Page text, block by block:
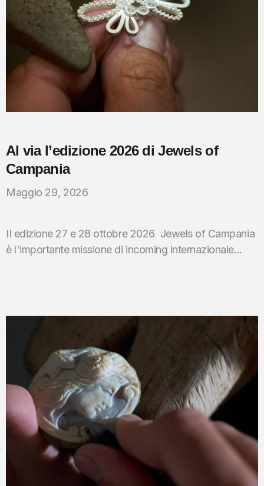
Al via l’edizione 2026 di Jewels of
Campania
Maggio 29, 2026
II edizione 27 e 28 ottobre 2026 Jewels of Campania
è l'importante missione di incoming internazionale...